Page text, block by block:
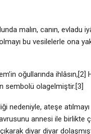
malın, canın, evladu
bu vesilelerle ona
oğullarında ihlâsın,[2]
sembolü olagelmiştir.[3]
nedeniyle, ateşe
annesi ile birlikte
diyar diyar